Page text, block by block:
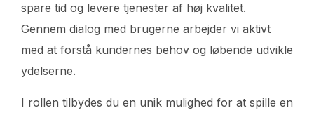
spare tid og levere tjenester af høj kvalitet.
Gennem dialog med brugerne arbejder vi aktivt
med at forstå kundernes behov og løbende udvikle
ydelserne.
I rollen tilbydes du en unik mulighed for at spille en